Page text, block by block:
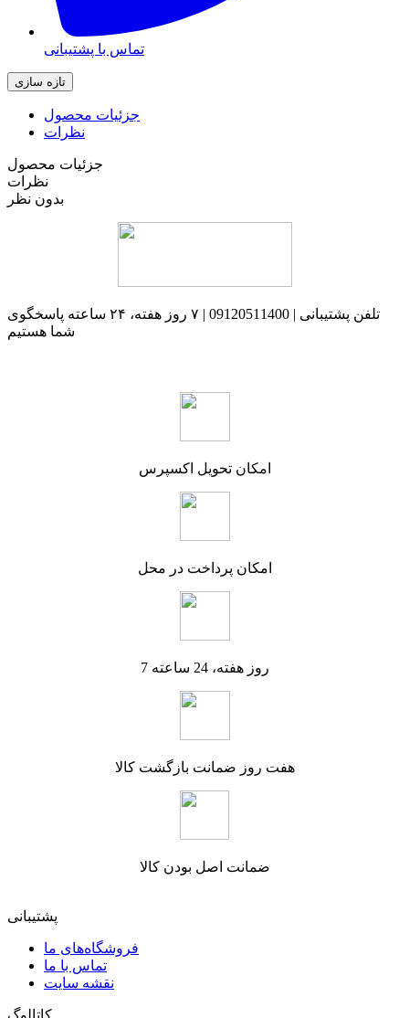
تماس با پشتیبانی
جزئیات محصول
نظرات
جزئیات محصول
نظرات
بدون نظر
تلفن پشتیبانی | 09120511400 | ۷ روز هفته، ۲۴ ساعته پاسخگوی
شما هستیم
امکان تحویل اکسپرس
امکان پرداخت در محل
7 روز هفته، 24 ساعته
هفت روز ضمانت بازگشت کالا
ضمانت اصل بودن کالا
پشتیبانی
فروشگاه‌های ما
تماس با ما
نقشه سایت
کاتالوگ